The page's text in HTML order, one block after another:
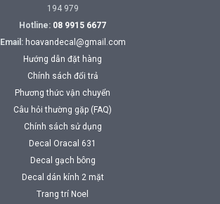
194 979
Hotline: 08 9915 6677
Email: hoavandecal@gmail.com
Hướng dẫn đặt hàng
Chính sách đổi trả
Phương thức vận chuyển
Câu hỏi thường gặp (FAQ)
Chính sách sử dụng
Decal Oracal 631
Decal gạch bông
Decal dán kính 2 mặt
Trang trí Noel